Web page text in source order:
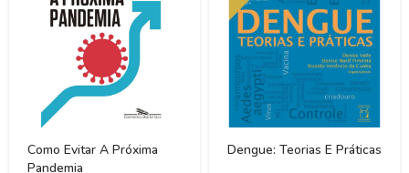
Como Evitar A Próxima
Pandemia
Dengue: Teorias E Práticas